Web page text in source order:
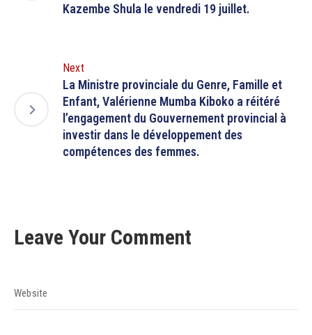
Kazembe Shula le vendredi 19 juillet.
Next
La Ministre provinciale du Genre, Famille et
Enfant, Valérienne Mumba Kiboko a réitéré
l’engagement du Gouvernement provincial à
investir dans le développement des
compétences des femmes.
Leave Your Comment